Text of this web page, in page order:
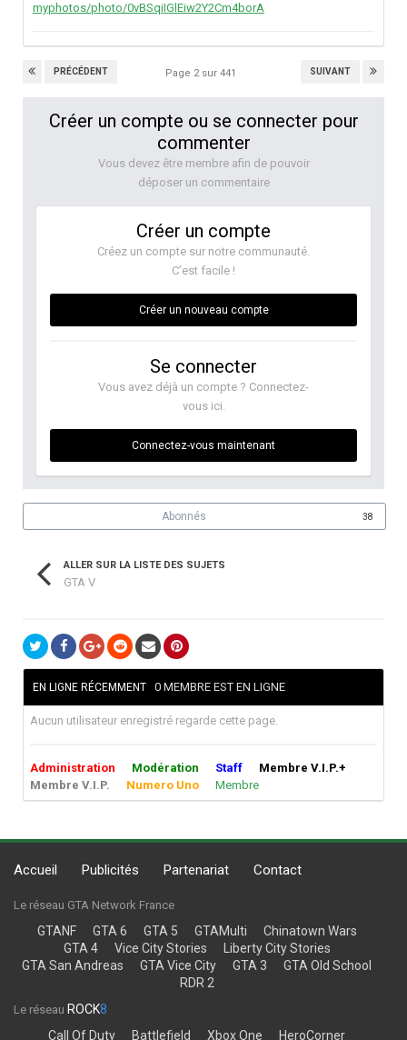
myphotos/photo/0vBSqiIGlEiw2Y2Cm4borA
PRÉCÉDENT SUIVANT
Page 2 sur 441
Créer un compte ou se connecter pour
commenter
Vous devez être membre afin de pouvoir
déposer un commentaire
Créer un compte
Créez un compte sur notre communauté.
C’est facile !
Créer un nouveau compte
Se connecter
Vous avez déjà un compte ? Connectez-
vous ici.
Connectez-vous maintenant
Abonnés 38
ALLER SUR LA LISTE DES SUJETS
GTA V
EN LIGNE RÉCEMMENT 0 MEMBRE EST EN LIGNE
Aucun utilisateur enregistré regarde cette page.
Administration Modération Staff
Membre V.I.P.+
Membre V.I.P.
Numero Uno Membre
Accueil Publicités Partenariat Contact
Le réseau GTA Network France
GTANF GTA 6 GTA 5 GTAMulti
Chinatown Wars
GTA 4
Vice City Stories
Liberty City Stories
GTA San Andreas
GTA Vice City GTA 3
GTA Old School
RDR 2
Le réseau ROCK8
Call Of Duty
Battlefield Xbox One HeroCorner